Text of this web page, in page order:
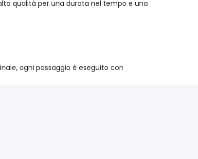
qualità per una durata nel tempo e una
ogni passaggio è eseguito con